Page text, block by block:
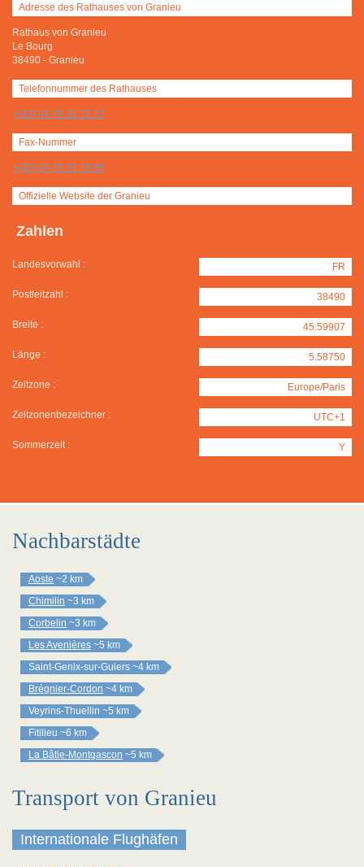
Adresse des Rathauses von Granieu
Rathaus von Granieu
Le Bourg
38490 - Granieu
Telefonnummer des Rathauses
+(33) 04 76 31 72 75
Fax-Nummer
+(33) 04 76 31 78 99
Offizielle Website der Granieu
Zahlen
Landesvorwahl : FR
Postleitzahl : 38490
Breite : 45.59907
Länge : 5.58750
Zeitzone : Europe/Paris
Zeitzonenbezeichner : UTC+1
Sommerzeit : Y
Nachbarstädte
Aoste ~2 km
Chimilin ~3 km
Corbelin ~3 km
Les Avenières ~5 km
Saint-Genix-sur-Guiers ~4 km
Brégnier-Cordon ~4 km
Veyrins-Thuellin ~5 km
Fitilieu ~6 km
La Bâtie-Montgascon ~5 km
Transport von Granieu
Internationale Flughäfen